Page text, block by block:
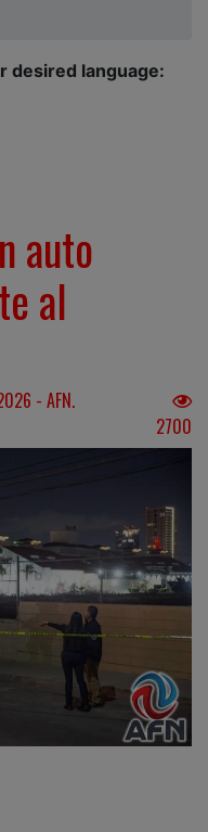
desired language:
auto
al
- AFN.
2700